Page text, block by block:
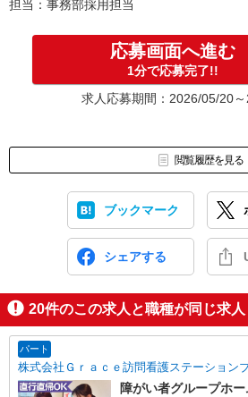
担当：事務部採用担当
応募画面へ進む
1分で応募完了!!
求人応募期間：2026/05/20
閲覧履歴を見る
ブックマーク
シェアする
20件のこの求人と職種が同じ求人
パート
株式会社Ｇｒａｃｅ訪問看護ステーション
障がい者グループホ